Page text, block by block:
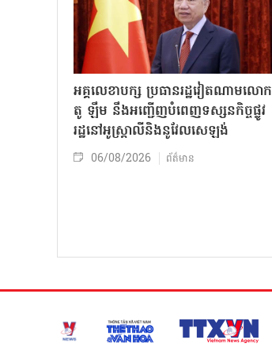
អគ្គលេខាបក្ស ប្រធានរដ្ឋវៀតណាមលោក
តូ ឡឹម នឹងអញ្ជើញបំពេញទស្សនកិច្ចផ្លូវ
រដ្ឋនៅអូស្ត្រាលីនិងនូវែលសេឡង់
06/08/2026 ព័ត៌មាន